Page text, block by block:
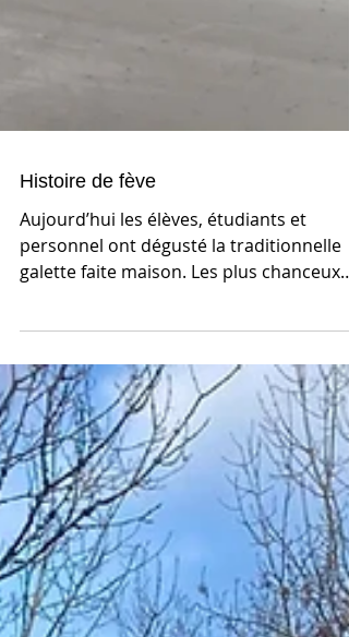
Histoire de fève
Aujourd’hui les élèves, étudiants et
galette faite maison. Les plus chanceux
d’entre eux ont...